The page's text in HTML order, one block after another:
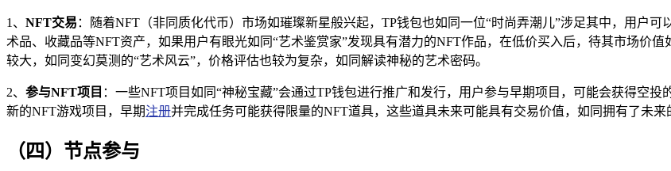
1、 NFT交易 ：随着NFT（非同质化代币）市场如璀璨新星般兴起，TP钱包也如同一位“时尚弄潮儿”涉足其中，用户
术品、收藏品等NFT资产，如果用户有眼光如同“艺术鉴赏家”发现具有潜力的NFT作品，在低价买入后，待其市场价
较大，如同变幻莫测的“艺术风云”，价格评估也较为复杂，如同解读神秘的艺术密码。
2、 参与NFT项目 ：一些NFT项目如同“神秘宝藏”会通过TP钱包进行推广和发行，用户参与早期项目，可能会获得空
新的NFT游戏项目，早期注册并完成任务可能获得限量的NFT道具，这些道具未来可能具有交易价值，如同拥有了未来
（四）节点参与